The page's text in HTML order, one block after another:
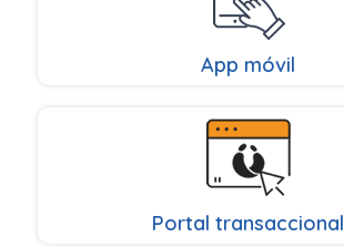
App móvil
Portal transaccional